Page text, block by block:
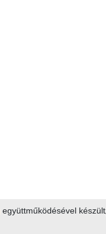
együttműködésével készült